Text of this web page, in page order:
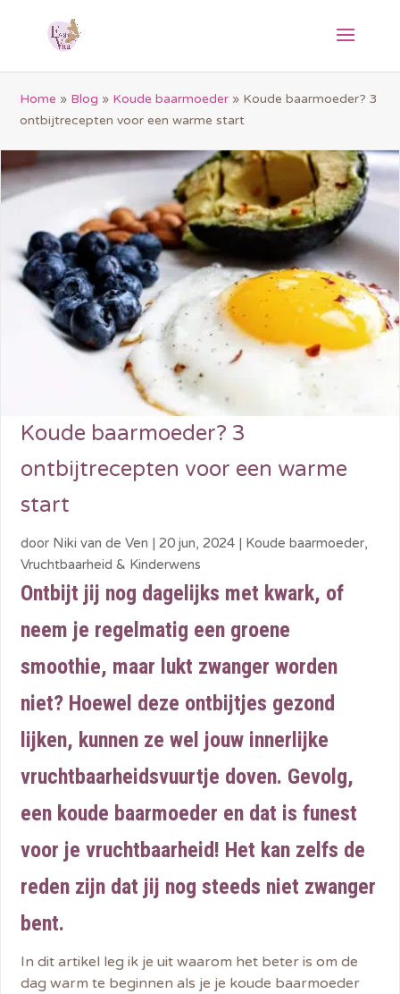
Home » Blog » Koude baarmoeder » Koude baarmoeder? 3
ontbijtrecepten voor een warme start
Koude baarmoeder? 3
ontbijtrecepten voor een warme
start
door Niki van de Ven 20 jun, 2024 Koude baarmoeder,
Vruchtbaarheid & Kinderwens
Ontbijt jij nog dagelijks met kwark, of
neem je regelmatig een groene
smoothie, maar lukt zwanger worden
niet? Hoewel deze ontbijtjes gezond
lijken, kunnen ze wel jouw innerlijke
vruchtbaarheidsvuurtje doven. Gevolg,
een koude baarmoeder en dat is funest
voor je vruchtbaarheid! Het kan zelfs de
reden zijn dat jij nog steeds niet zwanger
bent.
In dit artikel leg ik je uit waarom het beter is om de
dag warm te beginnen als je je koude baarmoeder